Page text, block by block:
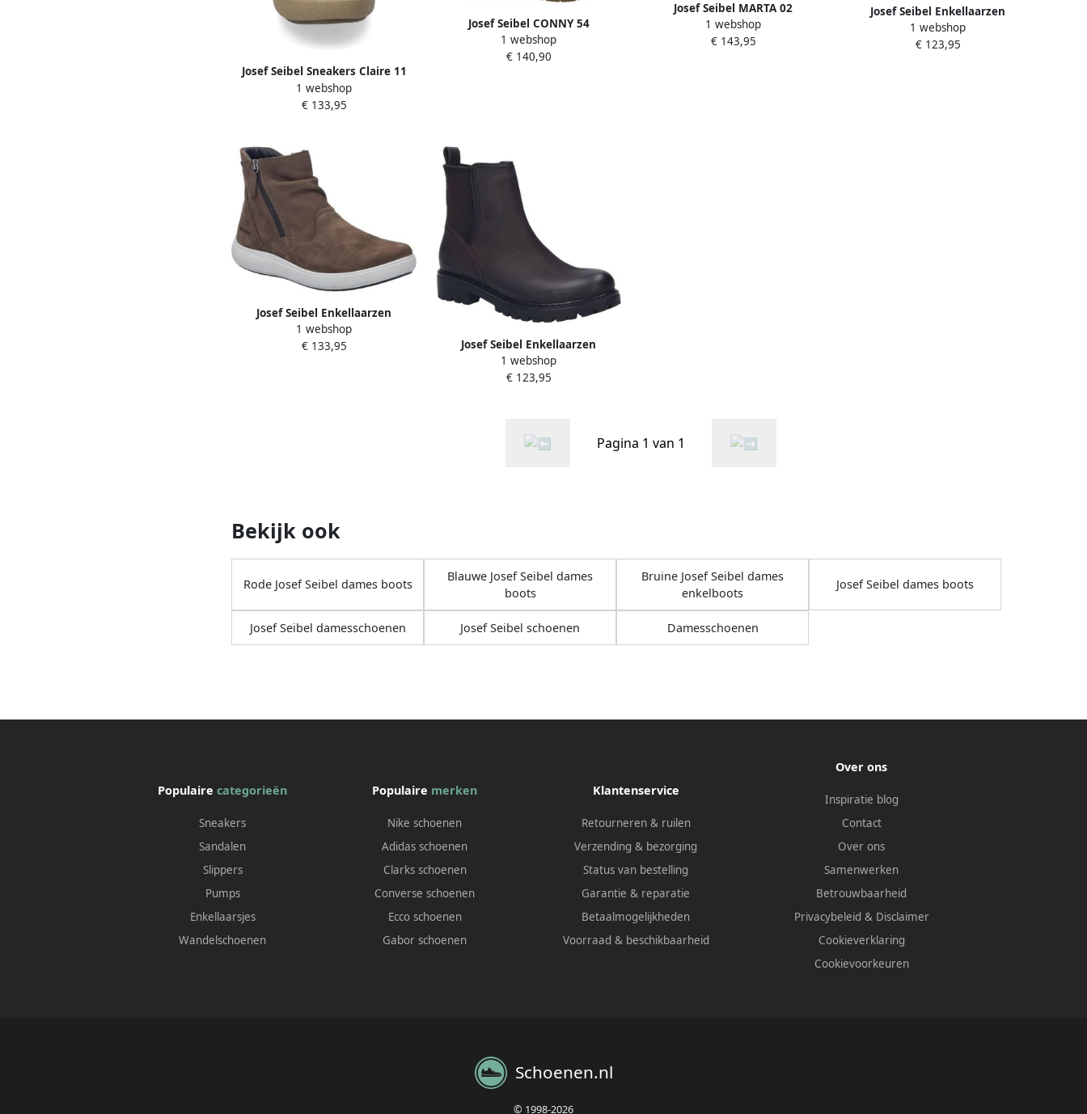
Josef Seibel Sneakers Claire 11
veterschoenen high top sneaker
comfortschoen met leren
1 webshop
€ 133,95
Josef Seibel CONNY 54
Volwassenen Laarsjes Cognac
1 webshop
€ 140,90
Josef Seibel MARTA 02
Volwassenen VeterlaarzenHoge
sneakersDames
1 webshop
€ 143,95
Josef Seibel Enkellaarzen
1 webshop
€ 123,95
Josef Seibel Enkellaarzen
1 webshop
€ 133,95
Josef Seibel Enkellaarzen
1 webshop
€ 123,95
Pagina 1 van 1
Bekijk ook
Rode Josef Seibel dames boots
Blauwe Josef Seibel dames
boots
Bruine Josef Seibel dames
enkelboots
Josef Seibel dames boots
Josef Seibel damesschoenen Josef Seibel schoenen Damesschoenen
Populairecategorieën
Sneakers
Sandalen
Slippers
Pumps
Enkellaarsjes
Wandelschoenen
Populaire merken
Nike schoenen
Adidas schoenen
Clarks schoenen
Converse schoenen
Ecco schoenen
Gabor schoenen
Klantenservice
Retourneren & ruilen
Verzending & bezorging
Status van bestelling
Garantie & reparatie
Betaalmogelijkheden
Voorraad & beschikbaarheid
Over ons
Inspiratie blog
Contact
Over ons
Samenwerken
Betrouwbaarheid
Privacybeleid & Disclaimer
Cookieverklaring
Cookievoorkeuren
Schoenen.nl
© 1998-2026